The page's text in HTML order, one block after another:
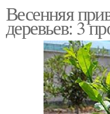
Весенняя
деревьев: 3